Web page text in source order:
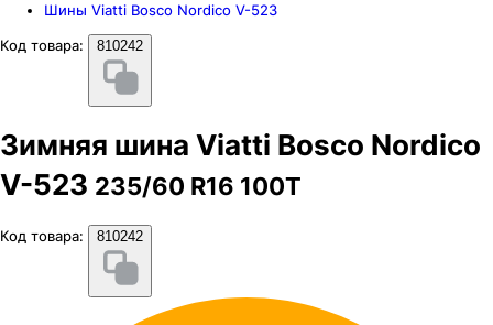
Шины Viatti Bosco Nordico V-523
Код товара:
810242
Зимняя шина Viatti Bosco Nordico
V-523 235/60 R16 100T
Код товара: 810242